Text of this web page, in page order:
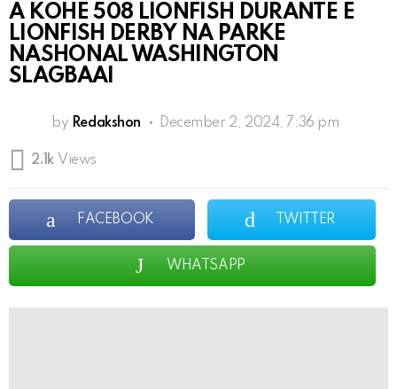
A KOHE 508 LIONFISH DURANTE E
LIONFISH DERBY NA PARKE
NASHONAL WASHINGTON
SLAGBAAI
by Redakshon December 2, 2024, 7:36 pm
2.1k Views
FACEBOOK TWITTER
WHATSAPP